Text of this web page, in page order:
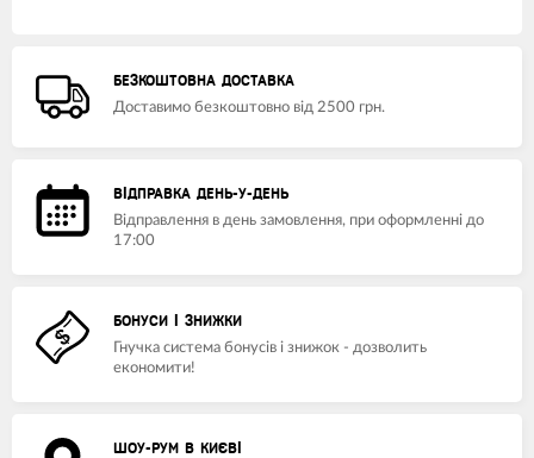
БЕЗКОШТОВНА ДОСТАВКА
Доставимо безкоштовно від 2500 грн.
ВІДПРАВКА ДЕНЬ-У-ДЕНЬ
Відправлення в день замовлення, при оформленні до
17:00
БОНУСИ І ЗНИЖКИ
Гнучка система бонусів і знижок - дозволить
економити!
ШОУ-РУМ В КИЄВІ